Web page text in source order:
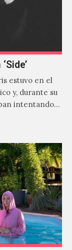
estuvo en el
y, durante su
intentando…